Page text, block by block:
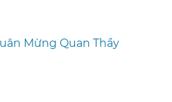
Mừng Quan Thầy